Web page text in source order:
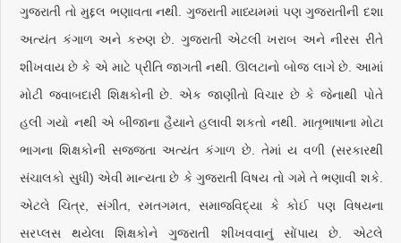
ગુજરાતી તો મુદ્દલ ભણાવતા નથી. ગુજરાતી માધ્યમમાં પણ ગુજરાતીની દશા
અત્યંત કંગાળ અને કરુણ છે. ગુજરાતી એટલી ખરાબ અને નીરસ રીતે
શીખવાય છે કે એ માટે પ્રીતિ જાગતી નથી. ઊલટાનો બોજ લાગે છે. આમાં
મોટી જવાબદારી શિક્ષકોની છે. એક જાણીતો વિચાર છે કે જેનાથી પોતે
હલી ગયો નથી એ બીજાના હૈયાને હલાવી શકતો નથી. માતૃભાષાના મોટા
ભાગના શિક્ષકોની સજ્જતા અત્યંત કંગાળ છે. તેમાં ય વળી (સરકારથી
સંચાલકો સુધી) એવી માન્યતા છે કે ગુજરાતી વિષય તો ગમે તે ભણાવી શકે.
એટલે ચિત્ર, સંગીત, રમતગમત, સમાજવિદ્યા કે કોઈ પણ વિષયના
સરપ્લસ થયેલા શિક્ષકોને ગુજરાતી શીખવવાનું સોંપાય છે. એટલે